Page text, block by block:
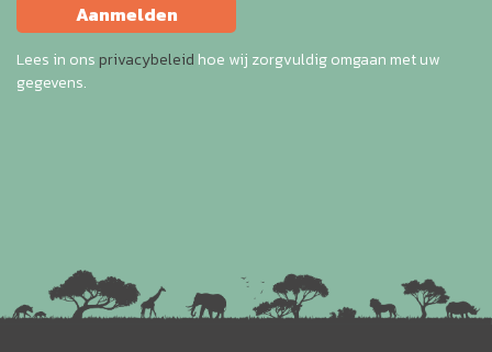
Aanmelden
Lees in ons privacybeleid hoe wij zorgvuldig omgaan met uw
gegevens.